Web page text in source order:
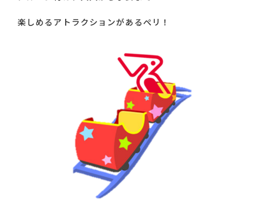
楽しめるアトラクションがあるぺリ！